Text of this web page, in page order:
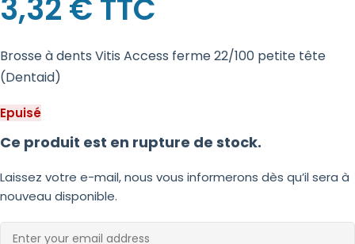
3,32 € TTC
Brosse à dents Vitis Access ferme 22/100 petite tête
(Dentaid)
Epuisé
Ce produit est en rupture de stock.
Laissez votre e-mail, nous vous informerons dès qu’il sera à
nouveau disponible.